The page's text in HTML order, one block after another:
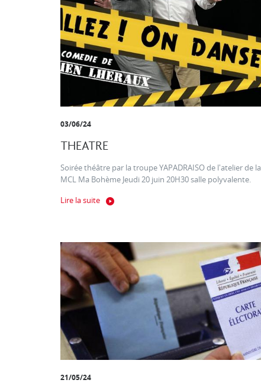
03/06/24
THEATRE
Soirée théâtre par la troupe YAPADRAISO de l'atelier de la
MCL Ma Bohème Jeudi 20 juin 20H30 salle polyvalente.
Lire la suite
21/05/24